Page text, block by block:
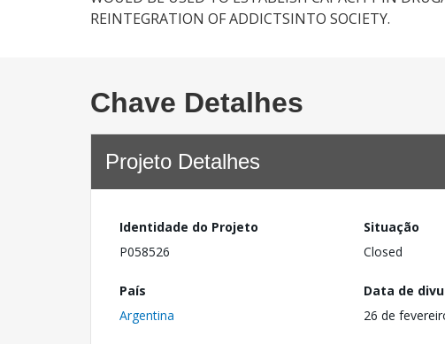
REINTEGRATION OF ADDICTSINTO SOCIETY.
Chave Detalhes
Projeto Detalhes
Identidade do Projeto
P058526
Situação
Closed
País
Argentina
Data de
26 de